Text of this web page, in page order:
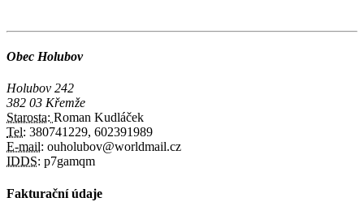
Obec Holubov
Holubov 242
382 03 Křemže
Starosta: Roman Kudláček
Tel: 380741229, 602391989
E-mail: ouholubov@worldmail.cz
IDDS: p7gamqm
Fakturační údaje